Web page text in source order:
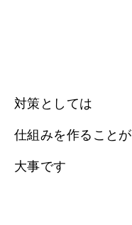
対策としては
仕組みを作ることが
大事です